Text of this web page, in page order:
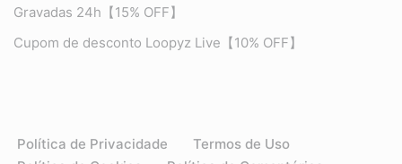
Gravadas 24h【15% OFF】
Cupom de desconto Loopyz Live【10% OFF】
Política de Privacidade
Termos de Uso